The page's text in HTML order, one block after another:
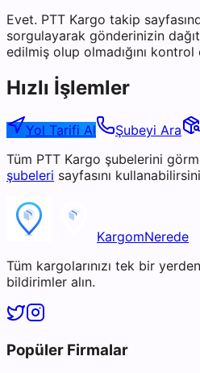
Evet. PTT Kargo takip
sorgulayarak gönderinizin
edilmiş olup olmadığını
Hızlı İşlemler
Yol Tarifi Al Şubeyi Ara
Tüm PTT Kargo şubelerini
şubeleri sayfasını
KargomNerede
Tüm kargolarınızı tek bir
bildirimler alın.
Popüler Firmalar